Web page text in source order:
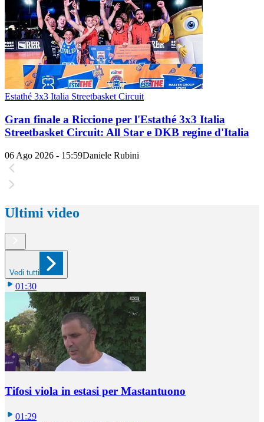
Estathé 3x3 Italia Streetbasket Circuit
Gran finale a Riccione per l'Estathé 3x3 Italia
Streetbasket Circuit: All Star e DKB regine d'Italia
06 Ago 2026 - 15:59Daniele Rubini
Ultimi video
Vedi tutti
01:30
Tifosi viola in estasi per Mastantuono
01:29